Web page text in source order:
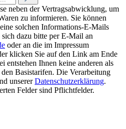
neben der Vertragsabwicklung, um
zu informieren. Sie können
solchen Informations-E-Mails
dazu bitte per E-Mail an
oder an die im Impressum
klicken Sie auf den Link am Ende
entstehen Ihnen keine anderen als
Basistarifen. Die Verarbeitung
unsererDatenschutzerklärung.
Felder sind Pflichtfelder.